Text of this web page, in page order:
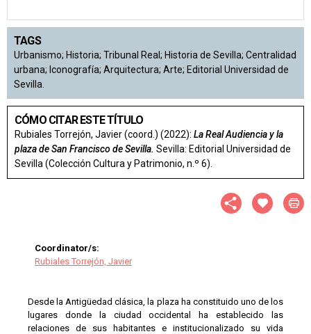
TAGS
Urbanismo; Historia; Tribunal Real; Historia de Sevilla; Centralidad
urbana; Iconografía; Arquitectura; Arte; Editorial Universidad de
Sevilla.
CÓMO CITAR ESTE TÍTULO
Rubiales Torrejón, Javier (coord.) (2022): La Real Audiencia y la
plaza de San Francisco de Sevilla. Sevilla: Editorial Universidad de
Sevilla (Colección Cultura y Patrimonio, n.º 6).
Coordinator/s:
Rubiales Torrejón, Javier
Desde la Antigüedad clásica, la plaza ha constituido uno de los
lugares donde la ciudad occidental ha establecido las
relaciones de sus habitantes e institucionalizado su vida